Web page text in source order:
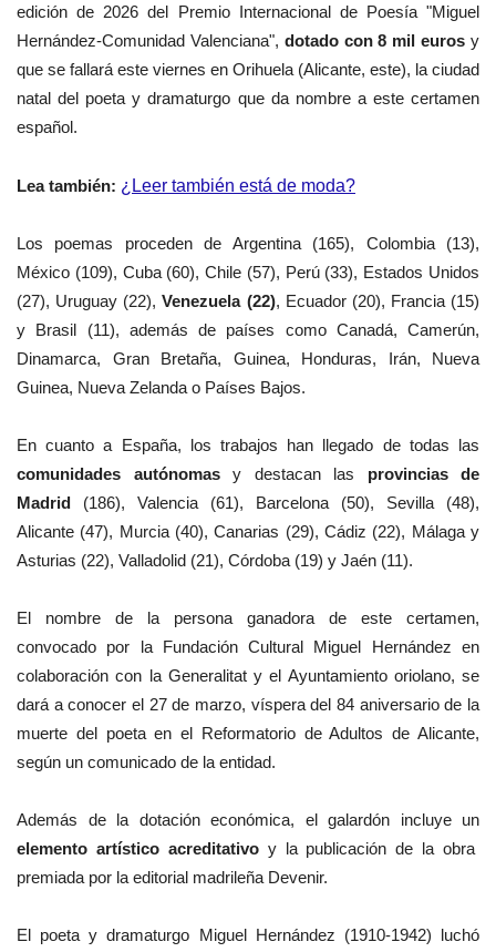
edición de 2026 del Premio Internacional de Poesía "Miguel
Hernández-Comunidad Valenciana", dotado con 8 mil euros y
que se fallará este viernes en Orihuela (Alicante, este), la ciudad
natal del poeta y dramaturgo que da nombre a este certamen
español.
Lea también: ¿Leer también está de moda?
Los poemas proceden de Argentina (165), Colombia (13),
México (109), Cuba (60), Chile (57), Perú (33), Estados Unidos
(27), Uruguay (22),Venezuela (22), Ecuador (20), Francia (15)
y Brasil (11), además de países como Canadá, Camerún,
Dinamarca, Gran Bretaña, Guinea, Honduras, Irán, Nueva
Guinea, Nueva Zelanda o Países Bajos.
En cuanto a España, los trabajos han llegado de todas las
comunidades autónomasy destacan las provincias de
Madrid (186), Valencia (61), Barcelona (50), Sevilla (48),
Alicante (47), Murcia (40), Canarias (29), Cádiz (22), Málaga y
Asturias (22), Valladolid (21), Córdoba (19) y Jaén (11).
El nombre de la persona ganadora de este certamen,
convocado por la Fundación Cultural Miguel Hernández en
colaboración con la Generalitat y el Ayuntamiento oriolano, se
dará a conocer el 27 de marzo, víspera del 84 aniversario de la
muerte del poeta en el Reformatorio de Adultos de Alicante,
según un comunicado de la entidad.
Además de la dotación económica, el galardón incluye un
elemento artístico acreditativoy la publicación de la obra
premiada por la editorial madrileña Devenir.
El poeta y dramaturgo Miguel Hernández (1910-1942) luchó